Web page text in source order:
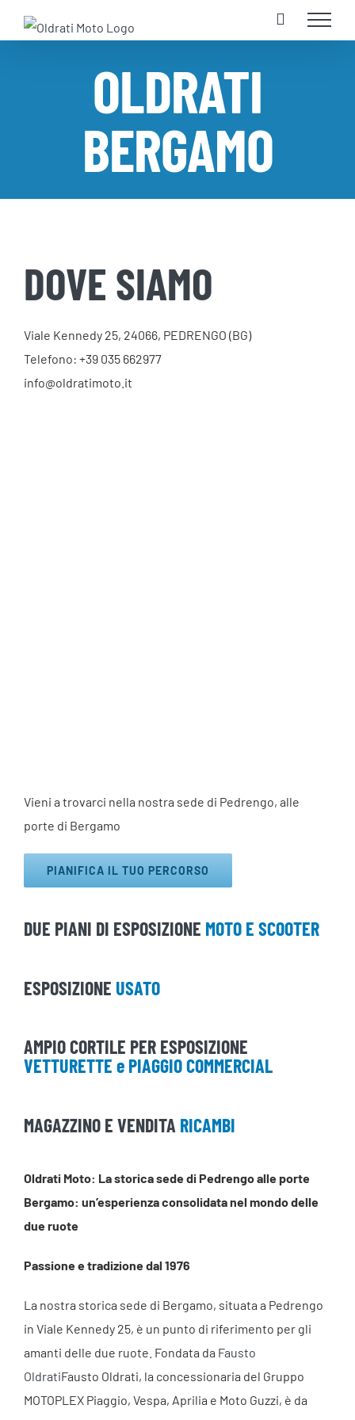
OLDRATI
BERGAMO
DOVE SIAMO
Viale Kennedy 25, 24066, PEDRENGO (BG)
Telefono: +39 035 662977
info@oldratimoto.it
Vieni a trovarci nella nostra sede di Pedrengo, alle
porte di Bergamo
PIANIFICA IL TUO PERCORSO
DUE PIANI DI ESPOSIZIONE MOTO E SCOOTER
ESPOSIZIONE USATO
AMPIO CORTILE PER ESPOSIZIONE
VETTURETTE e PIAGGIO COMMERCIAL
MAGAZZINO E VENDITA RICAMBI
Oldrati Moto: La storica sede di Pedrengo alle porte
Bergamo: un’esperienza consolidata nel mondo delle
due ruote
Passione e tradizione dal 1976
La nostra storica sede di Bergamo, situata a Pedrengo
in Viale Kennedy 25, è un punto di riferimento per gli
amanti delle due ruote. Fondata da Fausto
OldratiFausto Oldrati, la concessionaria del Gruppo
MOTOPLEX Piaggio, Vespa, Aprilia e Moto Guzzi, è da